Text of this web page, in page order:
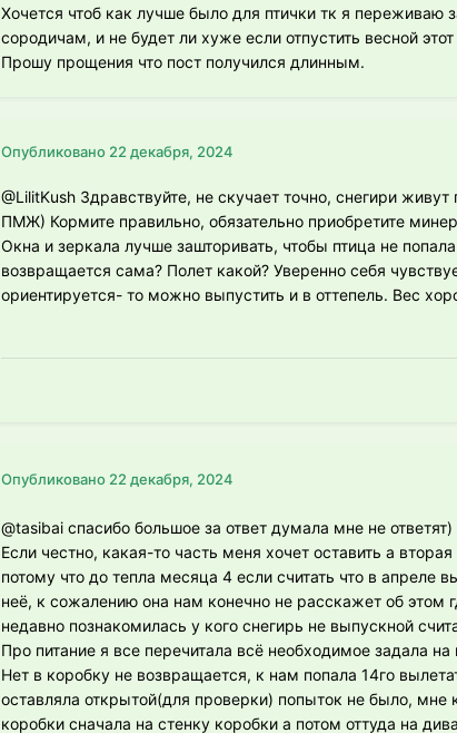
Хочется чтоб как лучше было для птички тк я переживаю
сородичам, и не будет ли хуже если отпустить весной
Прошу прощения что пост получился длинным.
Опубликовано 22 декабря, 2024
@LilitKush Здравствуйте, не скучает точно, снегири
ПМЖ) Кормите правильно, обязательно приобретите
Окна и зеркала лучше зашторивать, чтобы птица не
возвращается сама? Полет какой? Уверенно себя
ориентируется- то можно выпустить и в оттепель. Вес
Опубликовано 22 декабря, 2024
@tasibai спасибо большое за ответ думала мне не ответят)
Если честно, какая-то часть меня хочет оставить а
потому что до тепла месяца 4 если считать что в апреле
неё, к сожалению она нам конечно не расскажет об
недавно познакомилась у кого снегирь не выпускной
Про питание я все перечитала всё необходимое задала
Нет в коробку не возвращается, к нам попала 14го
оставляла открытой(для проверки) попыток не было, мне
коробки сначала на стенку коробки а потом оттуда на